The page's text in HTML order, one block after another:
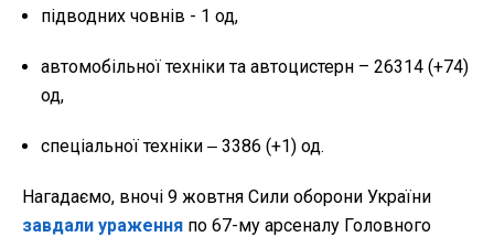
підводних човнів - 1 од,
автомобільної техніки та автоцистерн – 26314 (+74)
од,
спеціальної техніки ‒ 3386 (+1) од.
Нагадаємо, вночі 9 жовтня Сили оборони України
завдали ураження по 67-му арсеналу Головного